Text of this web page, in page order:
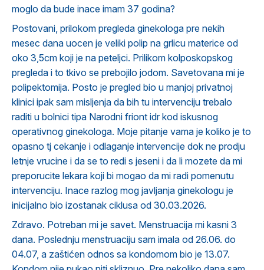
moglo da bude inace imam 37 godina?
Postovani, prilokom pregleda ginekologa pre nekih
mesec dana uocen je veliki polip na grlicu materice od
oko 3,5cm koji je na peteljci. Prilikom kolposkopskog
pregleda i to tkivo se prebojilo jodom. Savetovana mi je
polipektomija. Posto je pregled bio u manjoj privatnoj
klinici ipak sam misljenja da bih tu intervenciju trebalo
raditi u bolnici tipa Narodni friont idr kod iskusnog
operativnog ginekologa. Moje pitanje vama je koliko je to
opasno tj cekanje i odlaganje intervencije dok ne prodju
letnje vrucine i da se to redi s jeseni i da li mozete da mi
preporucite lekara koji bi mogao da mi radi pomenutu
intervenciju. Inace razlog mog javljanja ginekologu je
inicijalno bio izostanak ciklusa od 30.03.2026.
Zdravo. Potreban mi je savet. Menstruacija mi kasni 3
dana. Poslednju menstruaciju sam imala od 26.06. do
04.07, a zaštićen odnos sa kondomom bio je 13.07.